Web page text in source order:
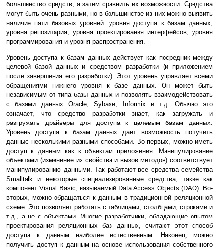
большинство средств, а затем сравнить их возможности. Средства
могут быть очень разными, но в большинстве из них можно выявить
наличие пяти базовых уровней: уровня доступа к базам данных,
уровня репозитария, уровня проектирования интерфейсов, уровня
программирования и уровня распространения.
Уровень доступа к базам данных действует как посредник между
целевой базой данных и средством разработки (и приложением
после завершения его разработки). Этот уровень управляет всеми
обращениями нижнего уровня к базе данных. Он может быть
независимым от типа базы данных и позволять взаимодействовать
с базами данных Oracle, Sybase, Informix и т.д. Обычно это
означает, что средство разработки знает, как загружать и
разгружать драйверы для доступа к целевым базам данных.
Уровень доступа к базам данных дает возможность получить
данные несколькими разными способами. Во-первых, можно иметь
доступ к данным как к объектам приложения. Манипулирование
объектами (изменение их свойства и вызов методов) соответствует
манипулированию данными. Так работают все средства семейства
Smalltalk и некоторые специализированные средства, такие как
компонент Visual Basic, называемый Data Access Objects (DAO). Во-
вторых, можно обращаться к данным в традиционной реляционной
схеме. Это позволяет работать с таблицами, столбцами, строками и
т.д., а не с объектами. Многие разработчики, обладающие опытом
проектирования реляционных баз данных, считают этот способ
доступа к данным наиболее естественным. Наконец, можно
получить доступ к данным на основе использования собственного